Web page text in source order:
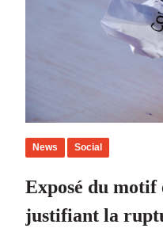
News Social
Exposé du motif
justifiant la